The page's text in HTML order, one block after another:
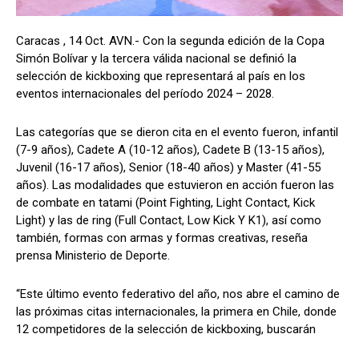
Caracas , 14 Oct. AVN.- Con la segunda edición de la Copa
Simón Bolívar y la tercera válida nacional se definió la
selección de kickboxing que representará al país en los
eventos internacionales del período 2024 – 2028.
Las categorías que se dieron cita en el evento fueron, infantil
(7-9 años), Cadete A (10-12 años), Cadete B (13-15 años),
Juvenil (16-17 años), Senior (18-40 años) y Master (41-55
años). Las modalidades que estuvieron en acción fueron las
de combate en tatami (Point Fighting, Light Contact, Kick
Light) y las de ring (Full Contact, Low Kick Y K1), así como
también, formas con armas y formas creativas, reseña
prensa Ministerio de Deporte.
“Este último evento federativo del año, nos abre el camino de
las próximas citas internacionales, la primera en Chile, donde
12 competidores de la selección de kickboxing, buscarán